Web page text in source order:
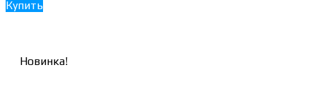
Купить
Новинка!